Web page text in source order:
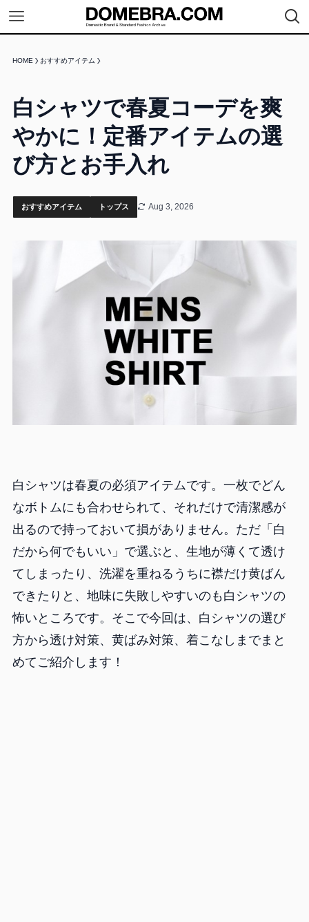
HOME おすすめアイテム
白シャツで春夏コーデを爽
やかに！定番アイテムの選
び方とお手入れ
おすすめアイテム トップス Aug 3, 2026
白シャツは春夏の必須アイテムです。一枚でどん
なボトムにも合わせられて、それだけで清潔感が
出るので持っておいて損がありません。ただ「白
だから何でもいい」で選ぶと、生地が薄くて透け
てしまったり、洗濯を重ねるうちに襟だけ黄ばん
できたりと、地味に失敗しやすいのも白シャツの
怖いところです。そこで今回は、白シャツの選び
方から透け対策、黄ばみ対策、着こなしまでまと
めてご紹介します！